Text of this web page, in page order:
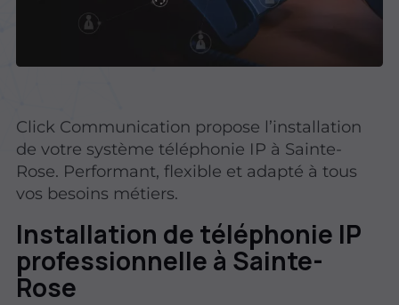
Click Communication propose l’installation
de votre système téléphonie IP à Sainte-
Rose. Performant, flexible et adapté à tous
vos besoins métiers.
Installation de téléphonie IP
professionnelle à Sainte-
Rose